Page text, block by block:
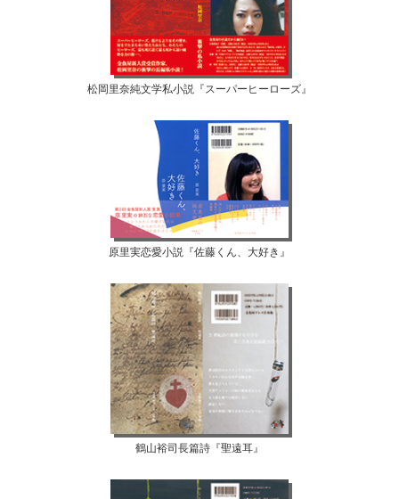
松岡里奈純文学私小説『スーパーヒーローズ』
原里実恋愛小説『佐藤くん、大好き』
鶴山裕司長篇詩『聖遠耳』